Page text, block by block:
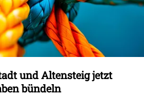
und Altensteig jetzt
bündeln